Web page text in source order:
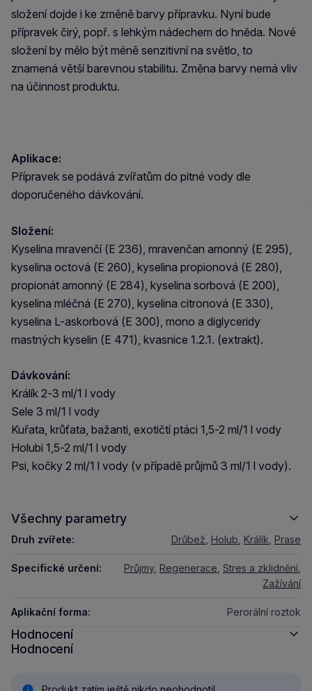
složení dojde i ke změně barvy přípravku. Nyní bude
přípravek čirý, popř. s lehkým nádechem do hněda. Nové
složení by mělo být méně senzitivní na světlo, to
znamená větší barevnou stabilitu. Změna barvy nemá vliv
na účinnost produktu.
Aplikace:
Přípravek se podává zvířatům do pitné vody dle
doporučeného dávkování.
Složení:
Kyselina mravenčí (E 236), mravenčan amonný (E 295),
kyselina octová (E 260), kyselina propionová (E 280),
propionát amonný (E 284), kyselina sorbová (E 200),
kyselina mléčná (E 270), kyselina citronová (E 330),
kyselina L-askorbová (E 300), mono a diglyceridy
mastných kyselin (E 471), kvasnice 1.2.1. (extrakt).
Dávkování:
Králík 2-3 ml/1 l vody
Sele 3 ml/1 l vody
Kuřata, krůťata, bažanti, exotičtí ptáci 1,5-2 ml/1 l vody
Holubi 1,5-2 ml/1 l vody
Psi, kočky 2 ml/1 l vody (v případě průjmů 3 ml/1 l vody).
Všechny parametry
Druh zvířete: Drůbež Holub Králík Prase
Specifické určení: Průjmy, Regenerace Stres a zklidnění
Zažívání
Aplikační forma: Perorální roztok
Hodnocení
Hodnocení